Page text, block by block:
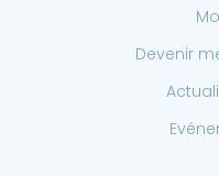
Devenir